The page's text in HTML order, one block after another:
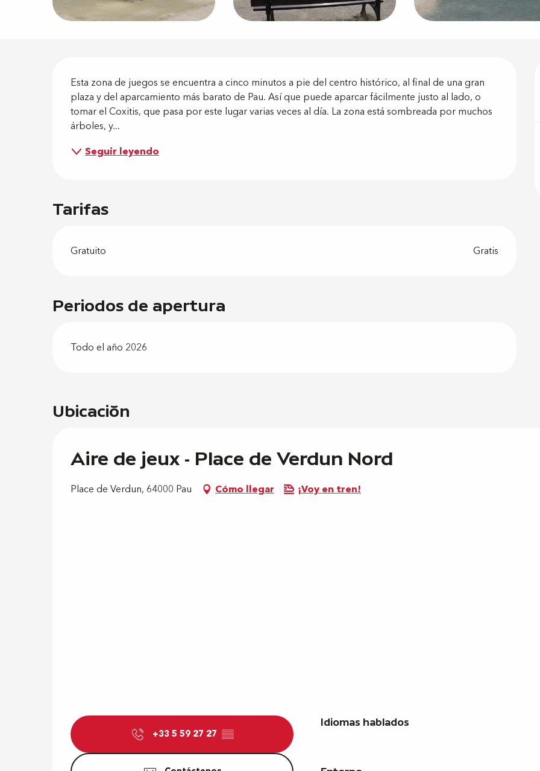
Descripción
Esta zona de juegos se encuentra a cinco minutos a pie del centro histórico, al final de una gran
plaza y del aparcamiento más barato de Pau. Así que puede aparcar fácilmente justo al lado, o
tomar el Coxitis, que pasa por este lugar varias veces al día. La zona está sombreada por muchos
árboles, y...
Seguir leyendo
Tarifas
Gratuito Gratis
Periodos de apertura
Todo el año 2026
Ubicación
Aire de jeux - Place de Verdun Nord
Place de Verdun, 64000 Pau Cómo llegar ¡Voy en tren!
+33 5 59 27 27 ▒▒
Idiomas hablados
Idiomas hablados